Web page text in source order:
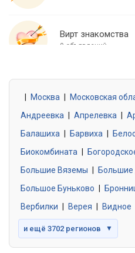
Вирт знакомства
0 объявлений
0 объявлений
Знакомства без
0 объявлений
Москва Московская
Андреевка
Апрелевка
Балашиха
Барвиха
Биокомбината
Большие Вяземы
Большое Буньково
Вербилки
Верея Видное
и ещё 3702 регионов ▼